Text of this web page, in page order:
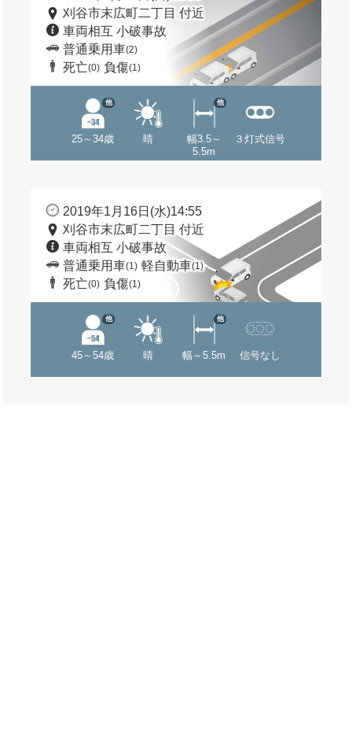
刈谷市末広町二丁目 付近
車両相互 小破事故
普通乗用車(2)
死亡(0) 負傷(1)
25～34歳
他
晴
幅3.5～
5.5m
他
３灯式信号
2019年1月16日(水)14:55
刈谷市末広町二丁目 付近
車両相互 小破事故
普通乗用車(1) 軽自動車(1)
死亡(0) 負傷(1)
45～54歳
他
晴 幅～5.5m
他
信号なし